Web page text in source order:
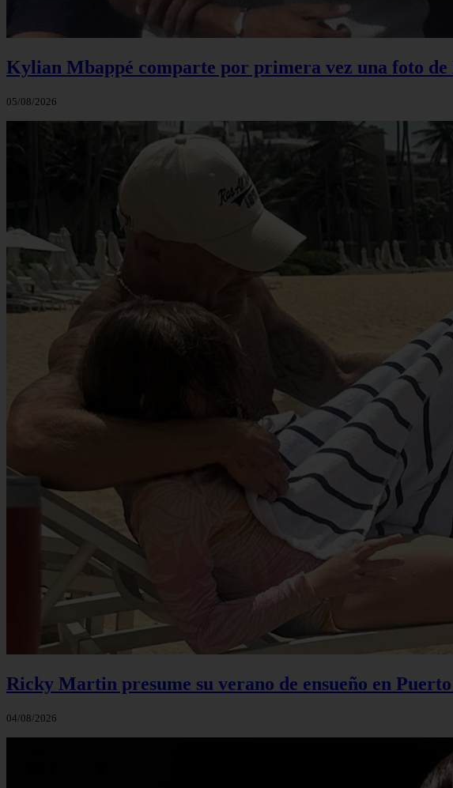
Kylian Mbappé comparte por primera vez una foto de
05/08/2026
Ricky Martin presume su verano de ensueño en
04/08/2026